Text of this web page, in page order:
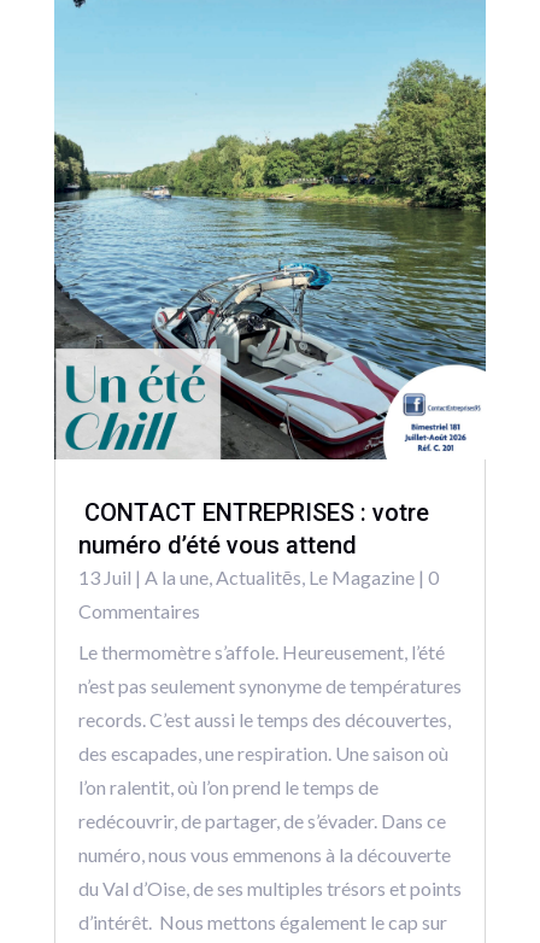
CONTACT ENTREPRISES : votre
numéro d’été vous attend
13 Juil | A la une,Actualitēs, Le Magazine| 0
Commentaires
Le thermomètre s’affole. Heureusement, l’été
n’est pas seulement synonyme de températures
records. C’est aussi le temps des découvertes,
des escapades, une respiration. Une saison où
l’on ralentit, où l’on prend le temps de
redécouvrir, de partager, de s’évader. Dans ce
numéro, nous vous emmenons à la découverte
du Val d’Oise, de ses multiples trésors et points
d’intérêt. Nous mettons également le cap sur